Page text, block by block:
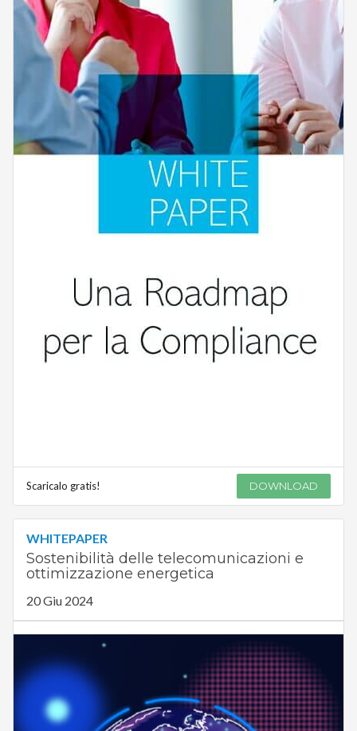
Scaricalo gratis! DOWNLOAD
WHITEPAPER
Sostenibilità delle telecomunicazioni e
ottimizzazione energetica
20 Giu 2024